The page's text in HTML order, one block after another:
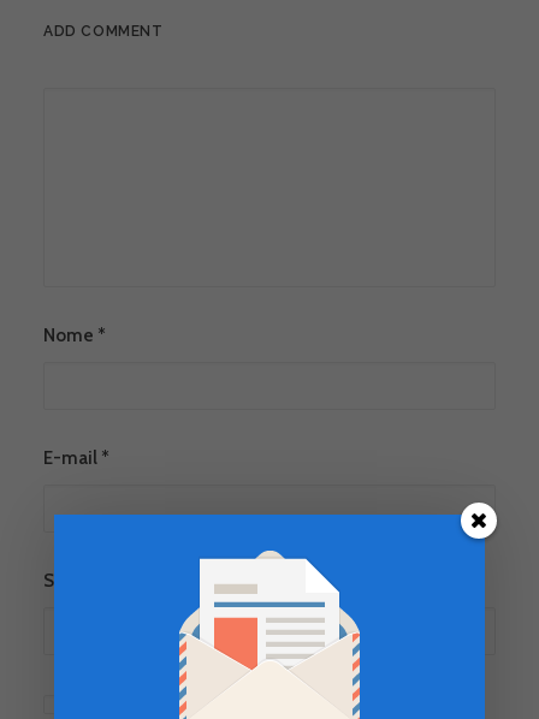
ADD COMMENT
Nome *
E-mail *
Site
Salvar meus dados neste navegador para a próxima vez